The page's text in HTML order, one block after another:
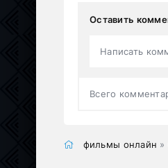
Оставить
Написать
Всего
фильмы онлайн »